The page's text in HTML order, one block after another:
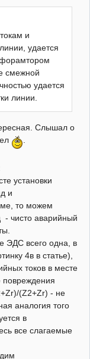
и
удается
смежной
удается
линии.
Слышал о
установки
и
то можем
- чисто аварийный
ЭДС всего одна, в
4в в статье),
токов в месте
повреждения
(Z2+Zr) - не
аналогия того
в
все слагаемые